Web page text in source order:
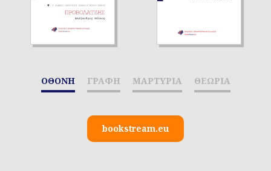
ΟΘΟΝΗ ΓΡΑΦΗ ΜΑΡΤΥΡΙΑ ΘΕΩΡΙΑ
bookstream.eu